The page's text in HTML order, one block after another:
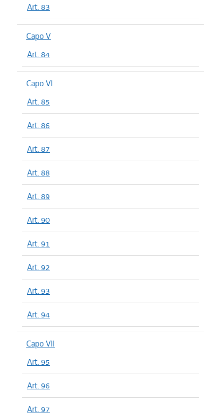
Art. 83
Capo V
Art. 84
Capo VI
Art. 85
Art. 86
Art. 87
Art. 88
Art. 89
Art. 90
Art. 91
Art. 92
Art. 93
Art. 94
Capo VII
Art. 95
Art. 96
Art. 97